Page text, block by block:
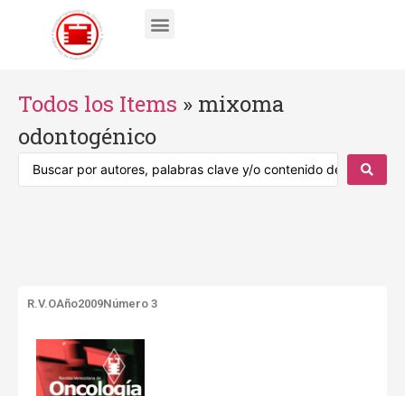
Todos los Items » mixoma
odontogénico
R.V.OAño2009Número 3